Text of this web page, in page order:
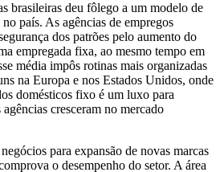
brasileiras deu fôlego a um modelo de
país. As agências de empregos
dos patrões pelo aumento do
empregada fixa, ao mesmo tempo em
média impôs rotinas mais organizadas
na Europa e nos Estados Unidos, onde
domésticos fixo é um luxo para
cresceram no mercado
para expansão de novas marcas
o desempenho do setor. A área